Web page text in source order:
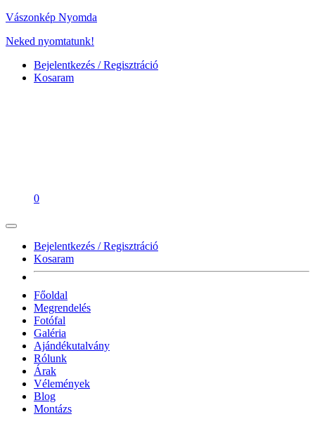
Vászonkép Nyomda
Neked nyomtatunk!
Bejelentkezés / Regisztráció
Kosaram
0
Bejelentkezés / Regisztráció
Kosaram
Főoldal
Megrendelés
Fotófal
Galéria
Ajándékutalvány
Rólunk
Árak
Vélemények
Blog
Montázs